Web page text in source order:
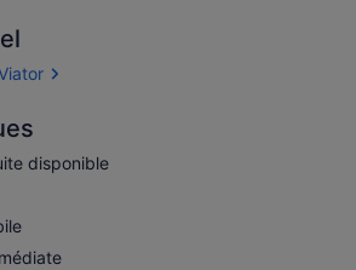
disponible